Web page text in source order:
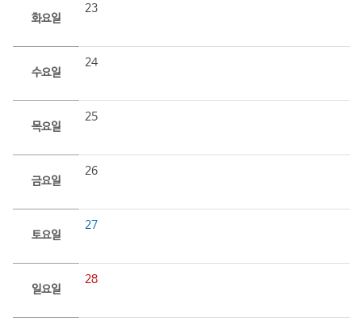
화요일
23
수요일
24
목요일
25
금요일
26
토요일
27
일요일
28